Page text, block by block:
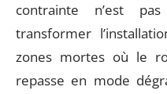
contrainte n’est
transformer
zones mortes où le
repasse en mode